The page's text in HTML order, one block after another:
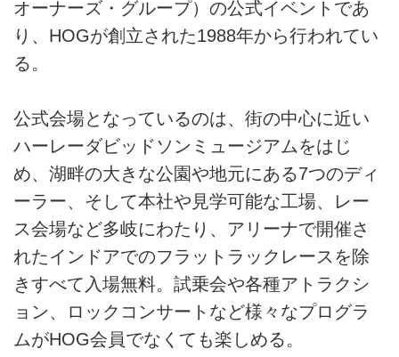
オーナーズ・グループ）の公式イベントであ
り、HOGが創立された1988年から行われてい
る。
公式会場となっているのは、街の中心に近い
ハーレーダビッドソンミュージアムをはじ
め、湖畔の大きな公園や地元にある7つのディ
ーラー、そして本社や見学可能な工場、レー
ス会場など多岐にわたり、アリーナで開催さ
れたインドアでのフラットラックレースを除
きすべて入場無料。試乗会や各種アトラクシ
ョン、ロックコンサートなど様々なプログラ
ムがHOG会員でなくても楽しめる。